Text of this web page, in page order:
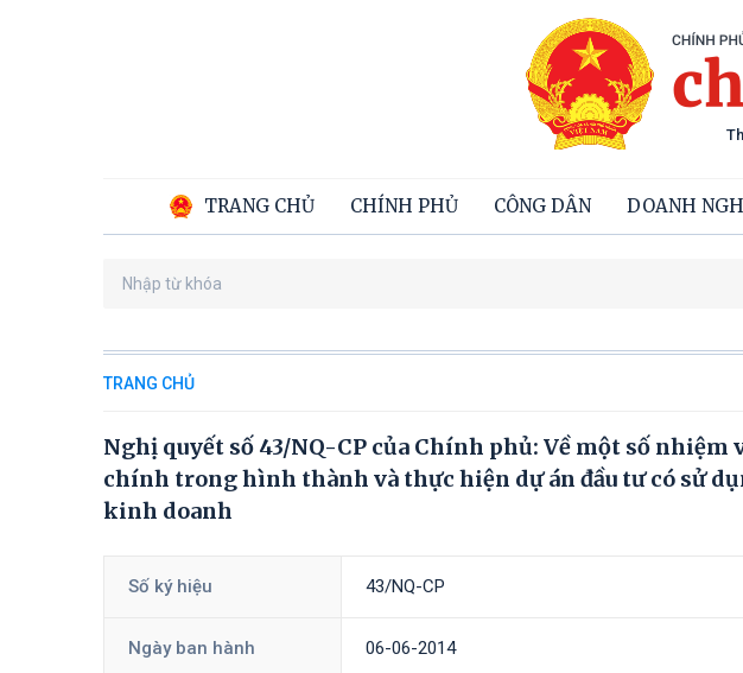
TRANG CHỦ CHÍNH PHỦ CÔNG DÂN DOANH
TRANG CHỦ
Nghị quyết số 43/NQ-CP của Chính phủ: Về một số
chính trong hình thành và thực hiện dự án đầu tư có sử
kinh doanh
Số ký hiệu 43/NQ-CP
Ngày ban hành 06-06-2014